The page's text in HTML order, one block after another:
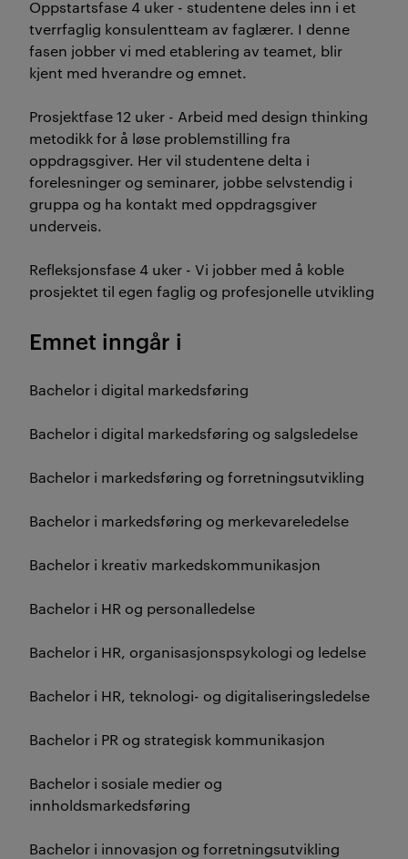
Oppstartsfase 4 uker - studentene deles inn i et
tverrfaglig konsulentteam av faglærer. I denne
fasen jobber vi med etablering av teamet, blir
kjent med hverandre og emnet.
Prosjektfase 12 uker - Arbeid med design thinking
metodikk for å løse problemstilling fra
oppdragsgiver. Her vil studentene delta i
forelesninger og seminarer, jobbe selvstendig i
gruppa og ha kontakt med oppdragsgiver
underveis.
Refleksjonsfase 4 uker - Vi jobber med å koble
prosjektet til egen faglig og profesjonelle utvikling
Emnet inngår i
Bachelor i digital markedsføring
Bachelor i digital markedsføring og salgsledelse
Bachelor i markedsføring og forretningsutvikling
Bachelor i markedsføring og merkevareledelse
Bachelor i kreativ markedskommunikasjon
Bachelor i HR og personalledelse
Bachelor i HR, organisasjonspsykologi og ledelse
Bachelor i HR, teknologi- og digitaliseringsledelse
Bachelor i PR og strategisk kommunikasjon
Bachelor i sosiale medier og
innholdsmarkedsføring
Bachelor i innovasjon og forretningsutvikling